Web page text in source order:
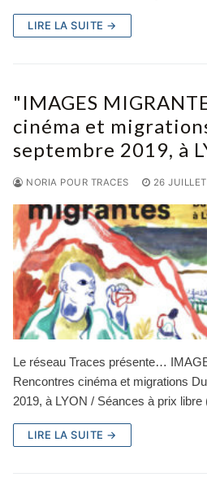
LIRE LA SUITE →
"IMAGES
cinéma et
septembre 2019, à
NORIA POUR TRACES 26
Le réseau Traces présente…
Rencontres cinéma et migrations
2019, à LYON / Séances à prix
LIRE LA SUITE →